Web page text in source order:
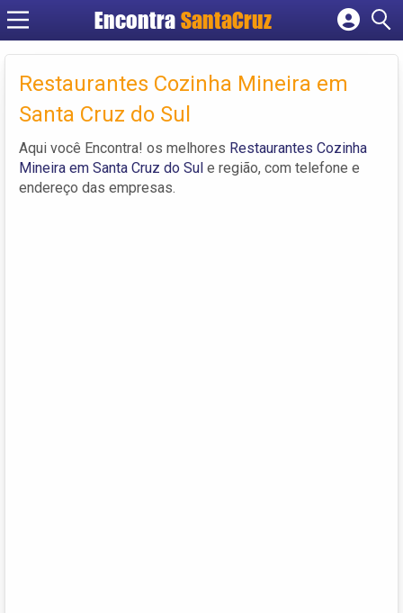
Encontra
Cadastrar empresa
Criar conta
Restaurantes Cozinha Mineira em
Santa Cruz do Sul
Aqui você Encontra! os melhores Restaurantes Cozinha
Mineira em Santa Cruz do Sul e região, com telefone e
endereço das empresas.